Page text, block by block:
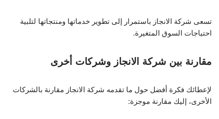
تسعى شركة الانجاز باستمرار إلى تطوير خدماتها ومنتجاتها لتلبية
احتياجات السوق المتغيرة.
مقارنة بين شركة الانجاز وشركات أخرى
لإعطائك فكرة أفضل حول ما تقدمه شركة الانجاز مقارنة بالشركات
الأخرى، إليك مقارنة موجزة: